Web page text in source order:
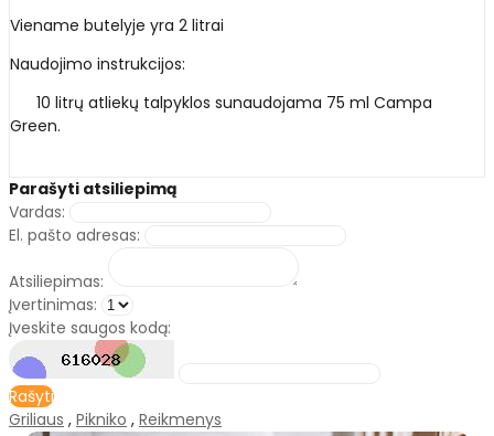
Viename butelyje yra 2 litrai
Naudojimo instrukcijos:
10 litrų atliekų talpyklos sunaudojama 75 ml Campa
Green.
Parašyti atsiliepimą
Vardas:
El. pašto adresas:
Atsiliepimas:
Įvertinimas:
Įveskite saugos kodą:
Rašyti
Griliaus , Pikniko , Reikmenys